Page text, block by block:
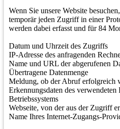
Wenn Sie unsere Website
temporär jeden Zugriff in einer
werden dabei erfasst und für 84
Datum und Uhrzeit des Zugriffs
IP-Adresse des anfragenden
Name und URL der abgerufenen
Übertragene Datenmenge
Meldung, ob der Abruf erfolgreich
Erkennungsdaten des verwendeten
Betriebssystems
Webseite, von der aus der Zugriff
Name Ihres Internet-Zugangs-